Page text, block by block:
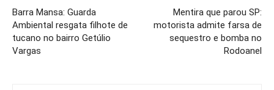
Barra Mansa: Guarda
Ambiental resgata filhote de
tucano no bairro Getúlio
Vargas
Mentira que parou SP:
motorista admite farsa de
sequestro e bomba no
Rodoanel